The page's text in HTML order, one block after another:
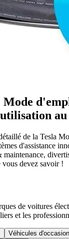
Mode
de la Tesla
d'assistance
devez savoir !
de voitures
et les
Véhicules